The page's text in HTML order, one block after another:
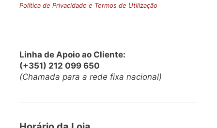
Política de Privacidade e Termos de Utilização
Linha de Apoio ao Cliente:
(+351) 212 099 650
(Chamada para a rede fixa nacional)